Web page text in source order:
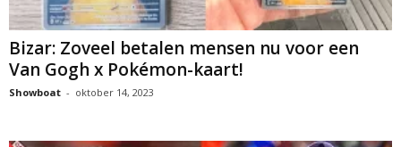
Bizar: Zoveel betalen mensen nu voor een
Van Gogh x Pokémon-kaart!
Showboat - oktober 14, 2023